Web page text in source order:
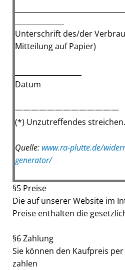
Unterschrift des/der
Mitteilung auf Papier)
Datum
—————————————
(*) Unzutreffendes streichen.
Quelle: www.ra-plutte.de/
generator/
§5 Preise
Die auf unserer Website im
Preise enthalten die
§6 Zahlung
Sie können den Kaufpreis
zahlen